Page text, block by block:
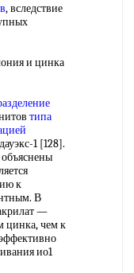
, вследствие
и цинка
типа
1 [128].
к
В
—
цинка, чем к
ио1